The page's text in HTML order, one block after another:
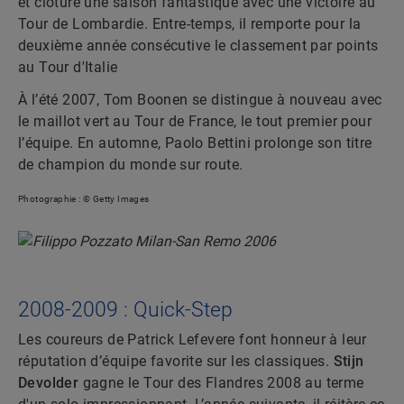
Tour de Lombardie. Entre-temps, il remporte pour la
deuxième année consécutive le classement par points
au Tour d'Italie
À l’été 2007, Tom Boonen se distingue à nouveau avec
le maillot vert au Tour de France, le tout premier pour
l’équipe. En automne, Paolo Bettini prolonge son titre
de champion du monde sur route.
Photographie : © Getty Images
2008-2009 : Quick-Step
Les coureurs de Patrick Lefevere font honneur à leur
réputation d’équipe favorite sur les classiques. Stijn
Devolder gagne le Tour des Flandres 2008 au terme